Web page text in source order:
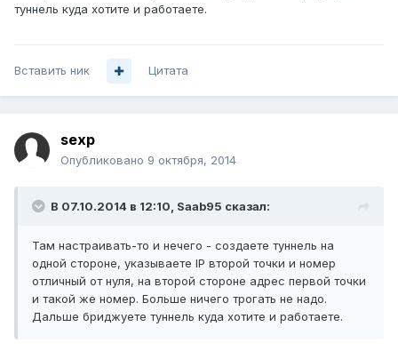
туннель куда хотите и работаете.
Вставить ник Цитата
sexp
Опубликовано 9 октября, 2014
В 07.10.2014 в 12:10, Saab95 сказал:
Там настраивать-то и нечего - создаете туннель на
одной стороне, указываете IP второй точки и номер
отличный от нуля, на второй стороне адрес первой точки
и такой же номер. Больше ничего трогать не надо.
Дальше бриджуете туннель куда хотите и работаете.